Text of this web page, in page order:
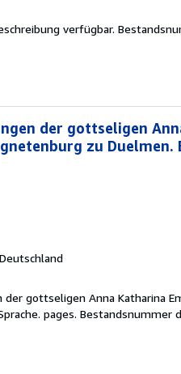
verfügbar.
der gottseligen
zu Duelmen.
gottseligen Anna Katharina
pages. Bestandsnummer